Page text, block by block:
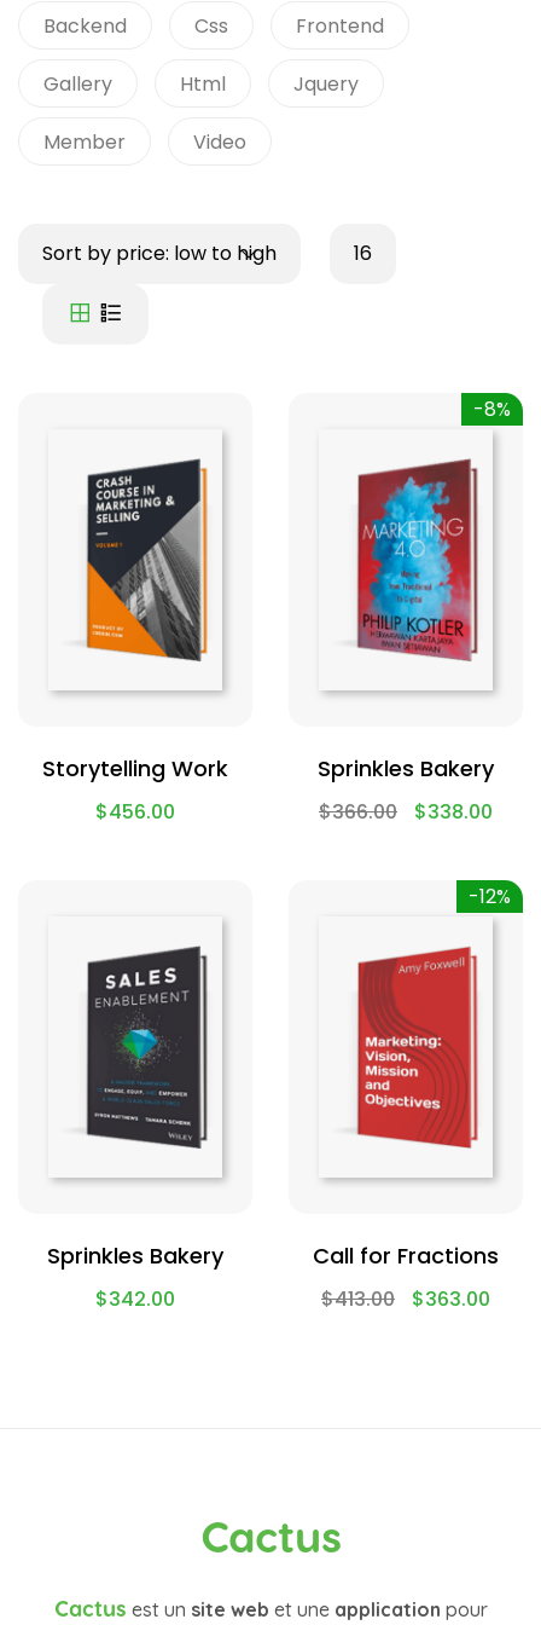
Backend Css Frontend
Gallery Html Jquery
Member Video
Sort by price: low to high 16
Storytelling Work
$456.00
-8%
Sprinkles Bakery
$366.00 $338.00
Sprinkles Bakery
$342.00
-12%
Call for Fractions
$413.00 $363.00
Cactus
Cactus est un site web et une application pour